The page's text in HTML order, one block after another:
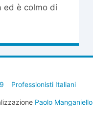
ed è colmo di
Professionisti Italiani
Paolo Manganiello